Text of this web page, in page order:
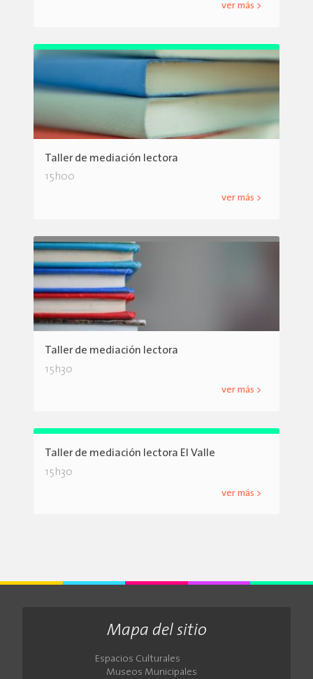
ver más >
Taller de mediación lectora
15h00
ver más >
Taller de mediación lectora
15h30
ver más >
Taller de mediación lectora El Valle
15h30
ver más >
Mapa del sitio
Espacios Culturales
Museos Municipales